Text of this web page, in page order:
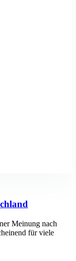
Meinung nach
für viele